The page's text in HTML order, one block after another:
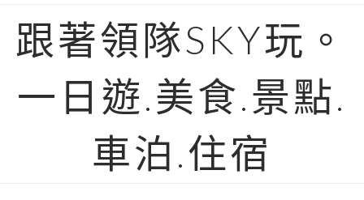
跟著領隊SKY玩。
一日遊.美食.景點.
車泊.住宿